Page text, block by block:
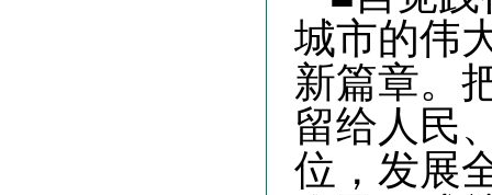
城市的伟
新篇章。
留给人民
位，发展